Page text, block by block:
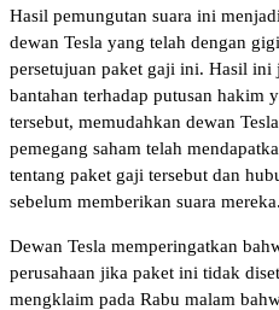
Hasil pemungutan suara ini
dewan Tesla yang telah dengan
persetujuan paket gaji ini. Hasil ini
bantahan terhadap putusan hakim
tersebut, memudahkan dewan
pemegang saham telah
tentang paket gaji tersebut dan
sebelum memberikan suara mereka.
Dewan Tesla memperingatkan
perusahaan jika paket ini tidak
mengklaim pada Rabu malam